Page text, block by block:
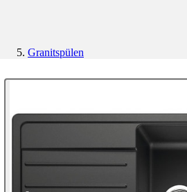
Granitspülen